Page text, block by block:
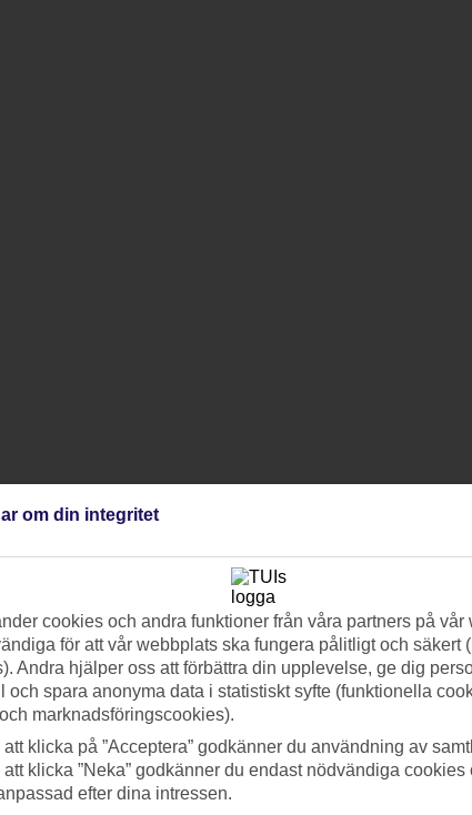
om din integritet
cookies och andra funktioner från våra partners på vår
för att vår webbplats ska fungera pålitligt och säkert
Andra hjälper oss att förbättra din upplevelse, ge dig
och spara anonyma data i statistiskt syfte (funktionella
marknadsföringscookies).
att klicka på ”Acceptera” godkänner du användning av
att klicka ”Neka” godkänner du endast nödvändiga
efter dina intressen.